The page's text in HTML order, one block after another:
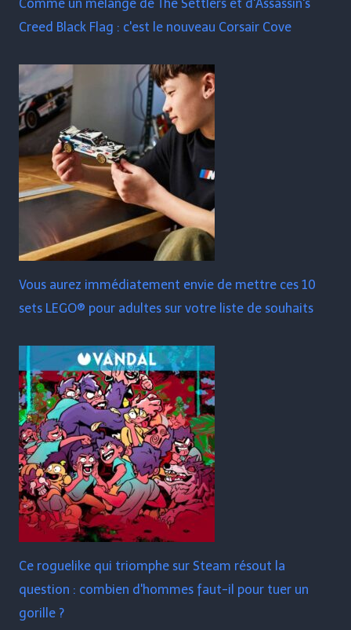
Comme un mélange de The Settlers et d'Assassin's
Creed Black Flag : c'est le nouveau Corsair Cove
Vous aurez immédiatement envie de mettre ces 10
sets LEGO® pour adultes sur votre liste de souhaits
Ce roguelike qui triomphe sur Steam résout la
question : combien d'hommes faut-il pour tuer un
gorille ?